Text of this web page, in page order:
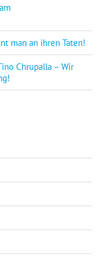
man an ihren Taten!
Chrupalla – Wir